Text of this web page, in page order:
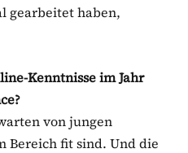
gearbeitet haben,
Kenntnisse im Jahr
von jungen
Bereich fit sind. Und die